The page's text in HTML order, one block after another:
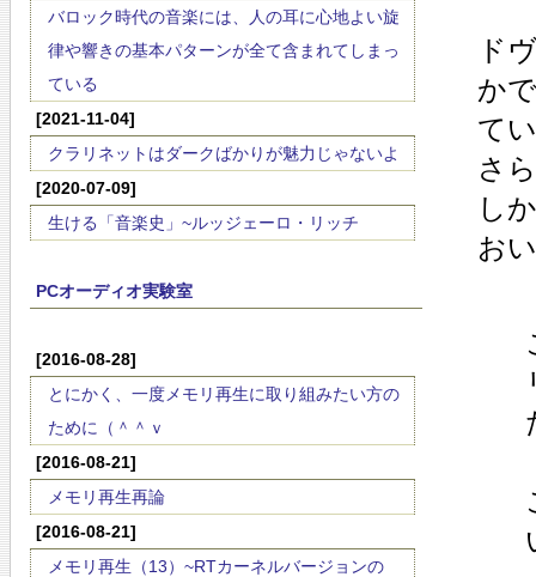
バロック時代の音楽には、人の耳に心地よい旋
律や響きの基本パターンが全て含まれてしまっ
ている
[2021-11-04]
クラリネットはダークばかりが魅力じゃないよ
[2020-07-09]
生ける「音楽史」~ルッジェーロ・リッチ
PCオーディオ実験室
[2016-08-28]
とにかく、一度メモリ再生に取り組みたい方の
ために（＾＾ｖ
[2016-08-21]
メモリ再生再論
[2016-08-21]
メモリ再生（13）~RTカーネルバージョンの
ド
か
て
さ
し
お